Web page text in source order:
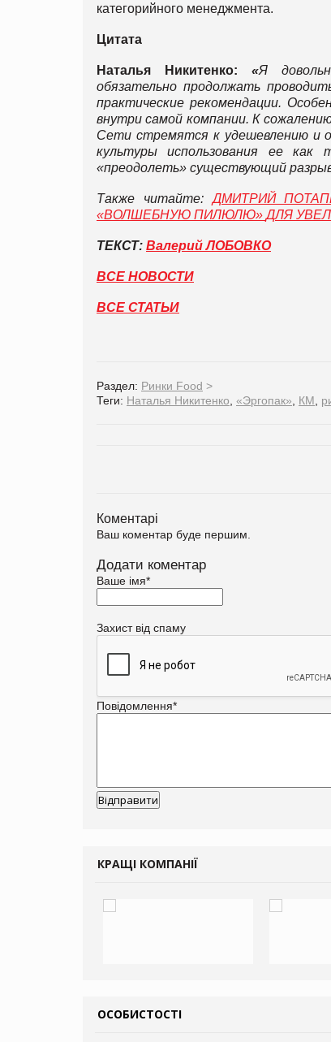
категорийного менеджмента.
Цитата
Наталья Никитенко: «Я
обязательно продолжать
практические рекомендации.
внутри самой компании. К
Сети стремятся к удешевлению и
культуры использования ее
«преодолеть» существующий
Также читайте:
ДМИТРИЙ
«ВОЛШЕБНУЮ ПИЛЮЛЮ»ДЛЯ
ТЕКСТ: Валерий ЛОБОВКО
ВСЕ НОВОСТИ
ВСЕ СТАТЬИ
Раздел: Ринки Food >
Теги: Наталья Никитенко «Эргопак» КМ
Коментарі
Ваш коментар буде першим.
Додати коментар
Ваше імя*
Захист від спаму
Повідомлення*
КРАЩІ КОМПАНІЇ
ОСОБИСТОСТІ